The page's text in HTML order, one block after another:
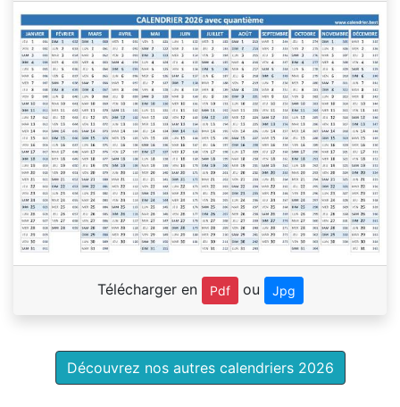
Télécharger en Pdf ou Jpg
Découvrez nos autres calendriers 2026